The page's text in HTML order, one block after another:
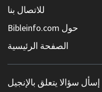
للاتصال بنا
حول Bibleinfo.com
الصفحة الرئيسية
إسأل سؤالا يتعلق بالإنجيل